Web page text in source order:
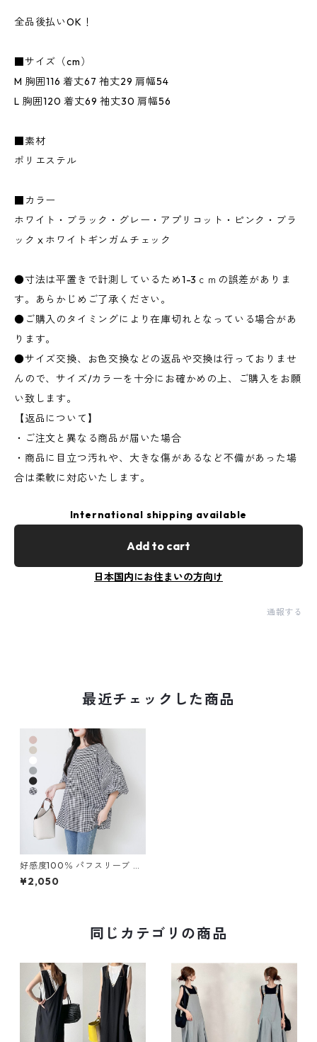
全品後払いOK！
■サイズ（cm）
M 胸囲116 着丈67 袖丈29 肩幅54
L 胸囲120 着丈69 袖丈30 肩幅56
■素材
ポリエステル
■カラー
ホワイト・ブラック・グレー・アプリコット・ピンク・ブラ
ックⅹホワイトギンガムチェック
●寸法は平置きで計測しているため1-3ｃｍの誤差がありま
す。あらかじめご了承ください。
●ご購入のタイミングにより在庫切れとなっている場合があ
ります。
●サイズ交換、お色交換などの返品や交換は行っておりませ
んので、サイズ/カラーを十分にお確かめの上、ご購入をお願
い致します。
【返品について】
・ご注文と異なる商品が届いた場合
・商品に目立つ汚れや、大きな傷があるなど不備があった場
合は柔軟に対応いたします。
International shipping available
Add to cart
日本国内にお住まいの方向け
通報する
最近チェックした商品
好感度100％ パフスリーブ チ
ェック柄 シャツ m-710
¥2,050
同じカテゴリの商品